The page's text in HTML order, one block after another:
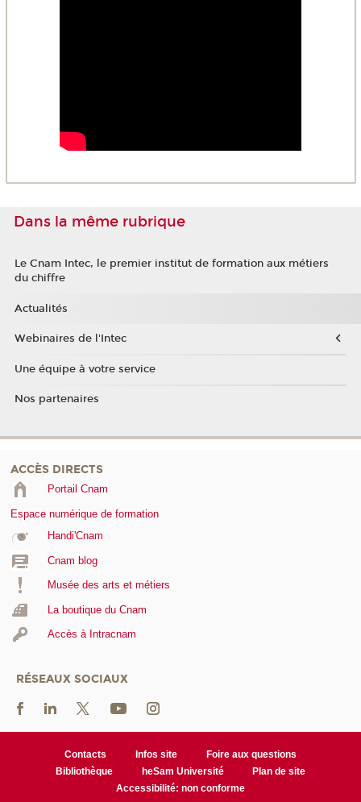
Dans la même rubrique
Le Cnam Intec, le premier institut de formation aux métiers
du chiffre
Actualités
Webinaires de l'Intec
Une équipe à votre service
Nos partenaires
ACCÈS DIRECTS
Portail Cnam
Espace numérique de formation
Handi'Cnam
Cnam blog
Musée des arts et métiers
La boutique du Cnam
Accès à Intracnam
RÉSEAUX SOCIAUX
Contacts Infos site
Foire aux questions
Bibliothèque
heSam Université
Plan de site
Accessibilité: non conforme